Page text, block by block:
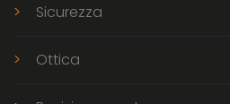
Sicurezza
Ottica